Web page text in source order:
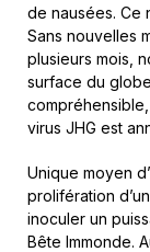
de nausées. Ce
Sans nouvelles
plusieurs mois,
surface du
virus JHG est
Unique moyen
prolifération
inoculer un
Bête Immonde.